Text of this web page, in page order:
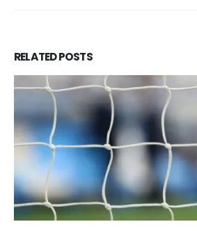
RELATEDPOSTS